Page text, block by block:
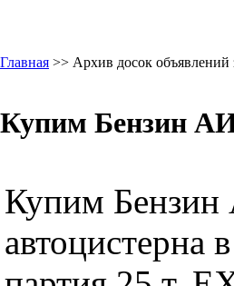
Главная >> Архив досок объявлений
Купим Бензин
Купим Бензин
автоцистерна